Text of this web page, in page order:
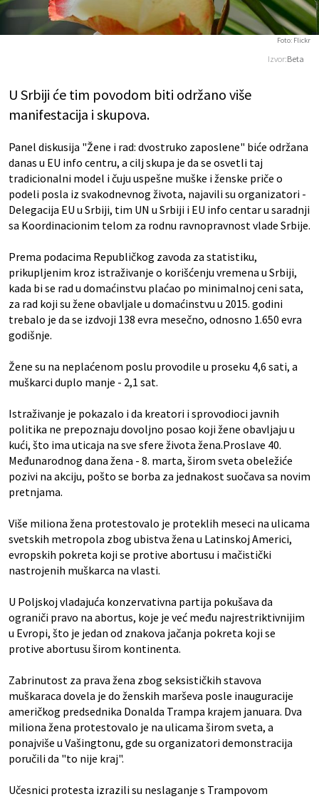
Izvor:Beta
Foto: Flickr
U Srbiji će tim povodom biti održano više
manifestacija i skupova.
Panel diskusija "Žene i rad: dvostruko zaposlene" biće održana
danas u EU info centru, a cilj skupa je da se osvetli taj
tradicionalni model i čuju uspešne muške i ženske priče o
podeli posla iz svakodnevnog života, najavili su organizatori -
Delegacija EU u Srbiji, tim UN u Srbiji i EU info centar u saradnji
sa Koordinacionim telom za rodnu ravnopravnost vlade Srbije.
Prema podacima Republičkog zavoda za statistiku,
prikupljenim kroz istraživanje o korišćenju vremena u Srbiji,
kada bi se rad u domaćinstvu plaćao po minimalnoj ceni sata,
za rad koji su žene obavljale u domaćinstvu u 2015. godini
trebalo je da se izdvoji 138 evra mesečno, odnosno 1.650 evra
godišnje.
Žene su na neplaćenom poslu provodile u proseku 4,6 sati, a
muškarci duplo manje - 2,1 sat.
Istraživanje je pokazalo i da kreatori i sprovodioci javnih
politika ne prepoznaju dovoljno posao koji žene obavljaju u
kući, što ima uticaja na sve sfere života žena.Proslave 40.
Međunarodnog dana žena - 8. marta, širom sveta obeležiće
pozivi na akciju, pošto se borba za jednakost suočava sa novim
pretnjama.
Više miliona žena protestovalo je proteklih meseci na ulicama
svetskih metropola zbog ubistva žena u Latinskoj Americi,
evropskih pokreta koji se protive abortusu i mačistički
nastrojenih muškarca na vlasti.
U Poljskoj vladajuća konzervativna partija pokušava da
ograniči pravo na abortus, koje je već među najrestriktivnijim
u Evropi, što je jedan od znakova jačanja pokreta koji se
protive abortusu širom kontinenta.
Zabrinutost za prava žena zbog seksističkih stavova
muškaraca dovela je do ženskih marševa posle inauguracije
američkog predsednika Donalda Trampa krajem januara. Dva
miliona žena protestovalo je na ulicama širom sveta, a
ponajviše u Vašingtonu, gde su organizatori demonstracija
poručili da "to nije kraj".
Učesnici protesta izrazili su neslaganje s Trampovom